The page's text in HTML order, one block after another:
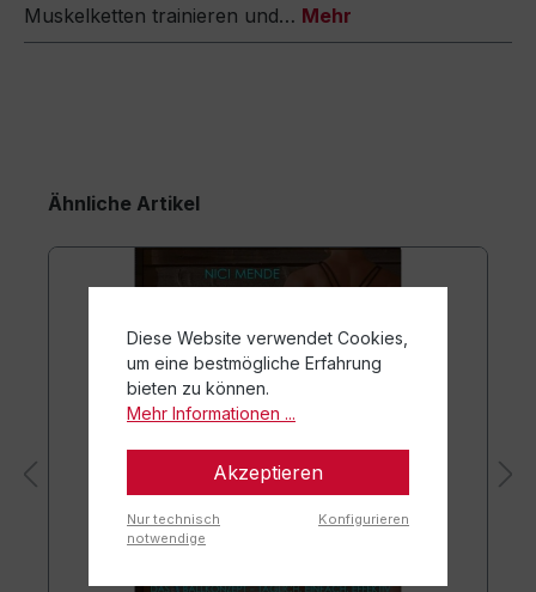
Muskelketten trainieren und… Mehr
Ähnliche Artikel
Diese Website verwendet Cookies,
um eine bestmögliche Erfahrung
bieten zu können.
Mehr Informationen ...
Akzeptieren
Nur technisch
notwendige
Konfigurieren